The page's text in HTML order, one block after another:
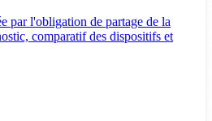
par l'obligation de partage de la
comparatif des dispositifs et